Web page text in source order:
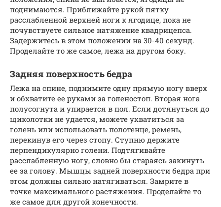
поднимаются. Приближайте рукой пятку
расслабленной верхней ноги к ягодице, пока не
почувствуете сильное натяжение квадрицепса.
Задержитесь в этом положении на 30-40 секунд.
Проделайте то же самое, лежа на другом боку.
Задняя поверхность бедра
Лежа на спине, поднимите одну прямую ногу вверх
и обхватите ее руками за голеностоп. Вторая нога
полусогнута и упирается в пол. Если дотянуться до
щиколотки не удается, можете ухватиться за
голень или использовать полотенце, ремень,
перекинув его через стопу. Ступню держите
перпендикулярно голени. Подтягивайте
расслабленную ногу, словно бы стараясь закинуть
ее за голову. Мышцы задней поверхности бедра при
этом должны сильно натягиваться. Замрите в
точке максимального растяжения. Проделайте то
же самое для другой конечности.